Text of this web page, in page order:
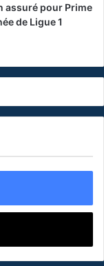
assuré pour Prime
de Ligue 1